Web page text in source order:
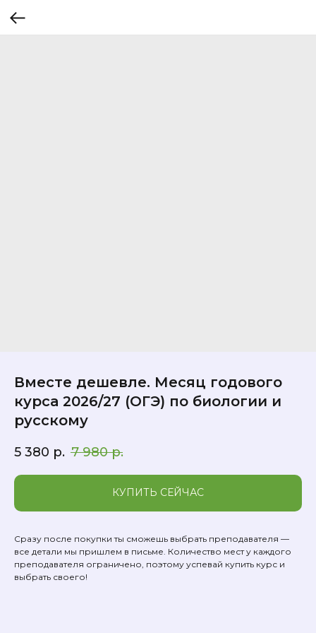
Вместе дешевле. Месяц годового
курса 2026/27 (ОГЭ) по биологии и
русскому
5 380 р. 7 980 р.
КУПИТЬ СЕЙЧАС
Сразу после покупки ты сможешь выбрать преподавателя —
все детали мы пришлем в письме. Количество мест у каждого
преподавателя ограничено, поэтому успевай купить курс и
выбрать своего!